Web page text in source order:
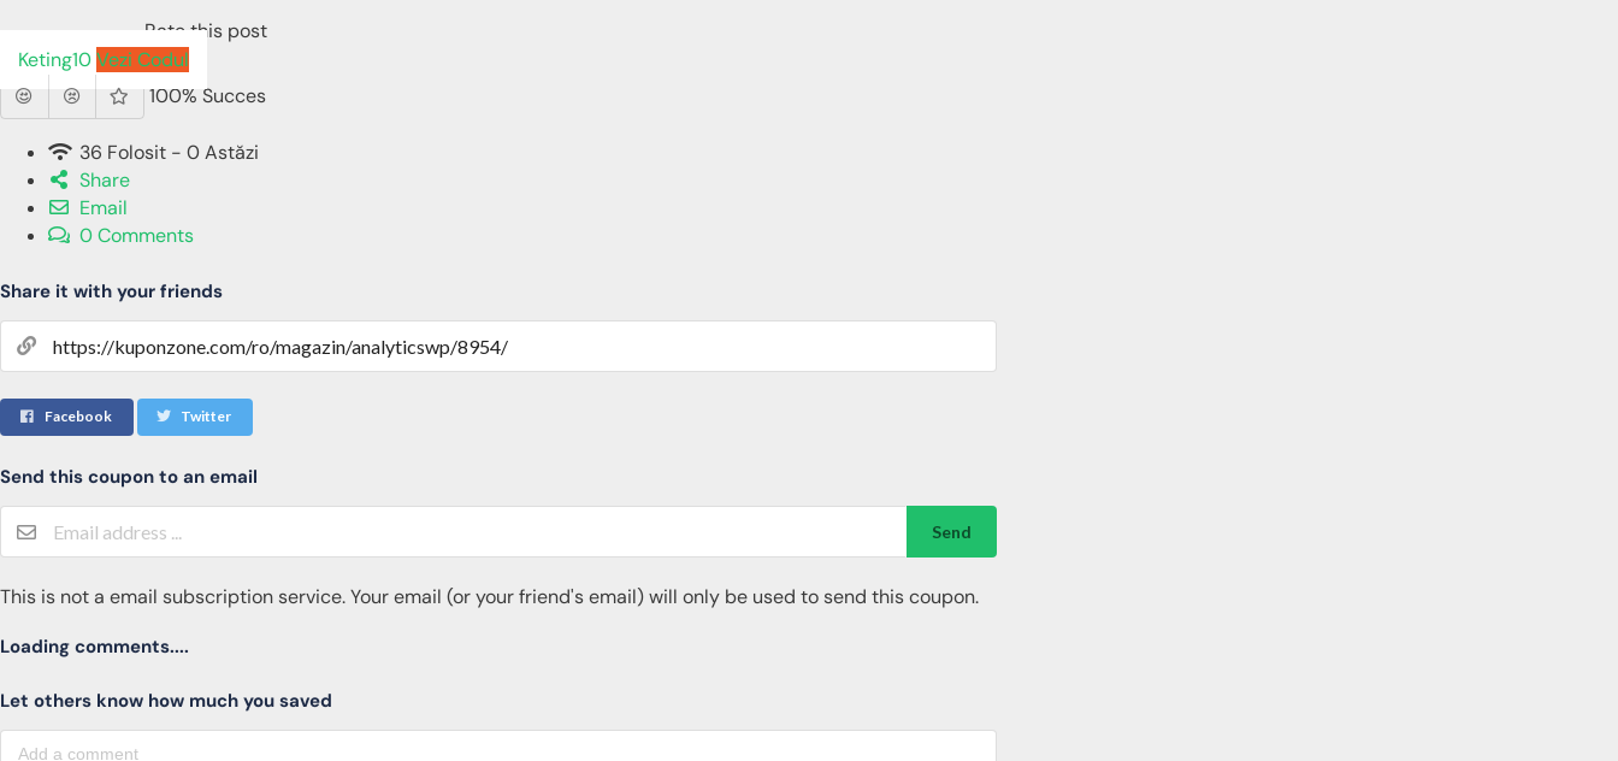
Rate this post
Keting10Vezi Codul
100% Succes
36 Folosit - 0 Astăzi
Share
Email
0 Comments
Share it with your friends
Facebook Twitter
Send this coupon to an email
Send
This is not a email subscription service. Your email (or your friend's email) will only be used to send this coupon.
Loading comments....
Let others know how much you saved